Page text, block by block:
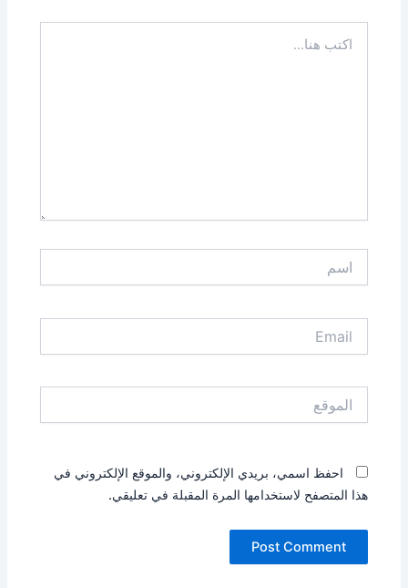
هنا...
احفظ اسمي، بريدي الإلكتروني، والموقع الإلكتروني في
هذا المتصفح لاستخدامها المرة المقبلة في تعليقي.